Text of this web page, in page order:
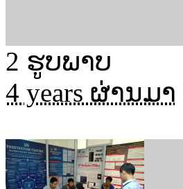
2 ຮູບພາບ
4 years ຜ່ານມາ